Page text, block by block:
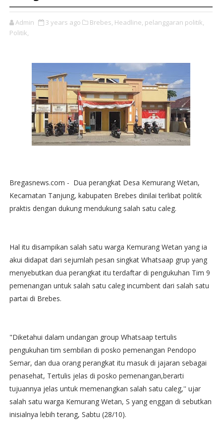
Admin 3 years ago Brebes, Headline, pelanggaran politik,
Politik,
Bregasnews.com - Dua perangkat Desa Kemurang Wetan,
Kecamatan Tanjung, kabupaten Brebes dinilai terlibat politik
praktis dengan dukung mendukung salah satu caleg.
Hal itu disampikan salah satu warga Kemurang Wetan yang ia
akui didapat dari sejumlah pesan singkat Whatsaap grup yang
menyebutkan dua perangkat itu terdaftar di pengukuhan Tim 9
pemenangan untuk salah satu caleg incumbent dari salah satu
partai di Brebes.
"Diketahui dalam undangan group Whatsaap tertulis
pengukuhan tim sembilan di posko pemenangan Pendopo
Semar, dan dua orang perangkat itu masuk di jajaran sebagai
penasehat, Tertulis jelas di posko pemenangan,berarti
tujuannya jelas untuk memenangkan salah satu caleg,'' ujar
salah satu warga Kemurang Wetan, S yang enggan di sebutkan
inisialnya lebih terang, Sabtu (28/10).